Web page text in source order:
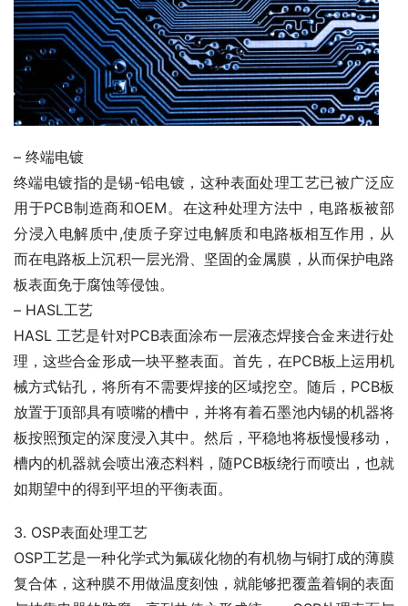
– 终端电镀
终端电镀指的是锡-铅电镀，这种表面处理工艺已被广泛应
用于PCB制造商和OEM。在这种处理方法中，电路板被部
分浸入电解质中,使质子穿过电解质和电路板相互作用，从
而在电路板上沉积一层光滑、坚固的金属膜，从而保护电路
板表面免于腐蚀等侵蚀。
– HASL工艺
HASL 工艺是针对PCB表面涂布一层液态焊接合金来进行处
理，这些合金形成一块平整表面。首先，在PCB板上运用机
械方式钻孔，将所有不需要焊接的区域挖空。随后，PCB板
放置于顶部具有喷嘴的槽中，并将有着石墨池内锡的机器将
板按照预定的深度浸入其中。然后，平稳地将板慢慢移动，
槽内的机器就会喷出液态料料，随PCB板绕行而喷出，也就
如期望中的得到平坦的平衡表面。
3. OSP表面处理工艺
OSP工艺是一种化学式为氟碳化物的有机物与铜打成的薄膜
复合体，这种膜不用做温度刻蚀，就能够把覆盖着铜的表面